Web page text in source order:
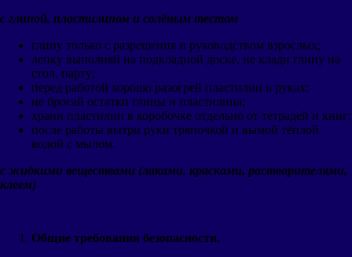
с глиной, пластилином и солёным тестом
глину только с разрешения и руководством взрослых;
лепку выполняй на подкладной доске, не клади глину на
стол, парту;
перед работой хорошо разогрей пластилин в руках;
не бросай остатки глины и пластилина;
храни пластилин в коробочке отдельно от тетрадей и книг;
после работы вытри руки тряпочкой и вымой тёплой
водой с мылом.
с жидкими веществами (лаками, красками, растворителями,
клеем)
Общие требования безопасности.